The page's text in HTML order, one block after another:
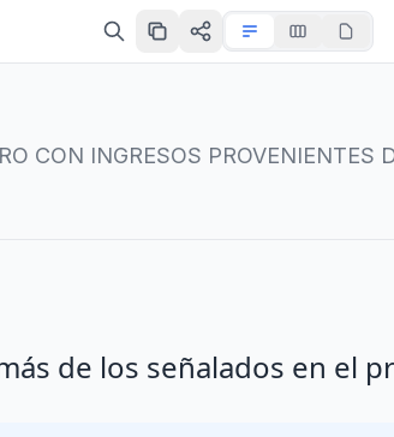
INGRESOS PROVENIENTES DE
de los señalados en el